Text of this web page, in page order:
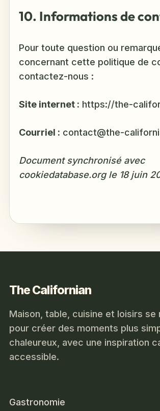
10. Informations de
Pour toute question ou
concernant cette politique de
contactez-nous :
Site internet : https://the-
Courriel : contact@the-
Document synchronisé avec
cookiedatabase.org le 18 juin
The Californian
Maison, table, cuisine et loisirs se
pour créer des moments plus
chaleureux, avec une inspiration
accessible.
Gastronomie